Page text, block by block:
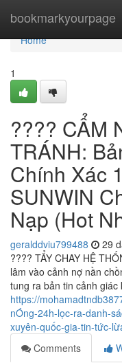
bookmarkyourpage
Home
Home
1
???? CẨM
TRÁNH:
Chính Xác
SUNWIN
Nạp (Hot
geralddviu799488 29
???? TẨY CHAY HỆ
lâm vào cảnh nợ nần
tung ra bản tin cảnh
https://
nÓng-24h-lọc-ra-danh-
xuyên-quốc-gia-tin-tức-
Comments